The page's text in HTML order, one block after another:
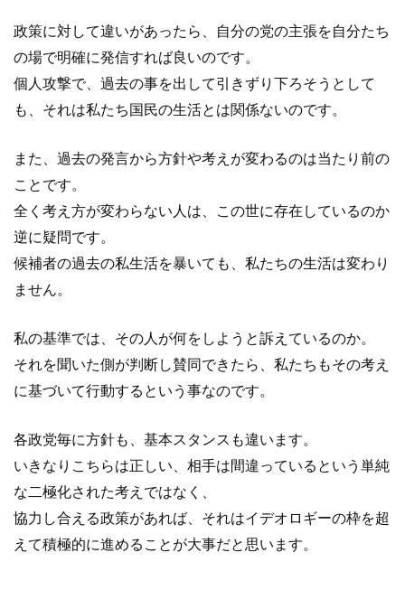
政策に対して違いがあったら、自分の党の主張を自分たち
の場で明確に発信すれば良いのです。
個人攻撃で、過去の事を出して引きずり下ろそうとして
も、それは私たち国民の生活とは関係ないのです。
また、過去の発言から方針や考えが変わるのは当たり前の
ことです。
全く考え方が変わらない人は、この世に存在しているのか
逆に疑問です。
候補者の過去の私生活を暴いても、私たちの生活は変わり
ません。
私の基準では、その人が何をしようと訴えているのか。
それを聞いた側が判断し賛同できたら、私たちもその考え
に基づいて行動するという事なのです。
各政党毎に方針も、基本スタンスも違います。
いきなりこちらは正しい、相手は間違っているという単純
な二極化された考えではなく、
協力し合える政策があれば、それはイデオロギーの枠を超
えて積極的に進めることが大事だと思います。